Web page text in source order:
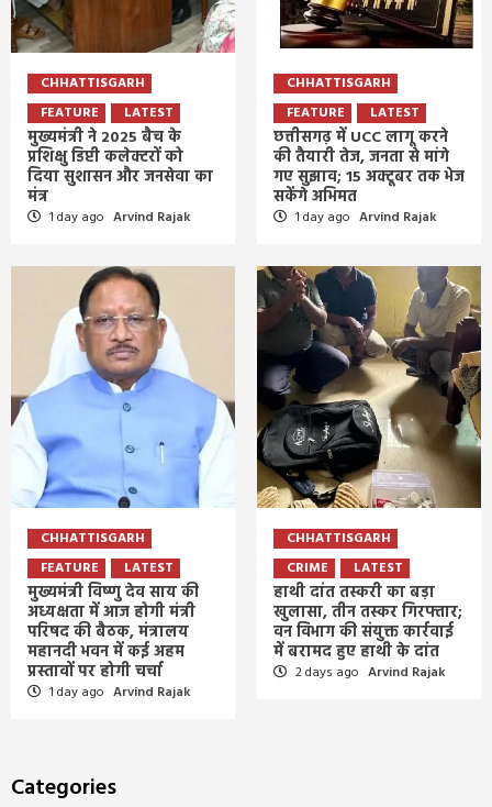
CHHATTISGARH
FEATURE
LATEST
मुख्यमंत्री ने 2025 बैच के
प्रशिक्षु डिप्टी कलेक्टरों को
दिया सुशासन और जनसेवा का
मंत्र
1 day ago Arvind Rajak
CHHATTISGARH
FEATURE
LATEST
छत्तीसगढ़ में UCC लागू करने
की तैयारी तेज, जनता से मांगे
गए सुझाव; 15 अक्टूबर तक भेज
सकेंगे अभिमत
1 day ago Arvind Rajak
CHHATTISGARH
FEATURE
LATEST
मुख्यमंत्री विष्णु देव साय की
अध्यक्षता में आज होगी मंत्री
परिषद की बैठक, मंत्रालय
महानदी भवन में कई अहम
प्रस्तावों पर होगी चर्चा
1 day ago Arvind Rajak
CHHATTISGARH
CRIME
LATEST
हाथी दांत तस्करी का बड़ा
खुलासा, तीन तस्कर गिरफ्तार;
वन विभाग की संयुक्त कार्रवाई
में बरामद हुए हाथी के दांत
2 days ago Arvind Rajak
Categories